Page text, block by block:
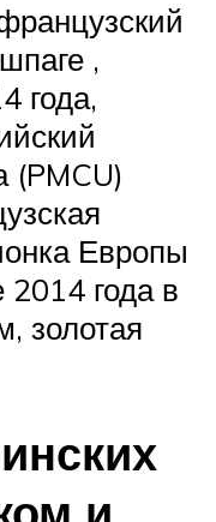
шпаге ,
года,
(PMCU)
Европы
2014 года в
золотая